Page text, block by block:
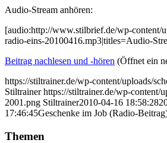
Audio-Stream anhören:
[audio:http://www.stilbrief.de/wp-content/
radio-eins-20100416.mp3|titles=Audio-
Beitrag nachlesen und -hören (Öffnet ein
https://stiltrainer.de/wp-content/uploads/
Stiltrainer https://stiltrainer.de/wp-content/
2001.png Stiltrainer2010-04-16 18:58:28
17:46:45Geschenke im Job (Radio-
Themen